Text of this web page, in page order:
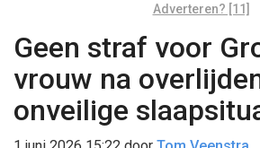
Adverteren? [11]
Geen straf voor
vrouw na
onveilige